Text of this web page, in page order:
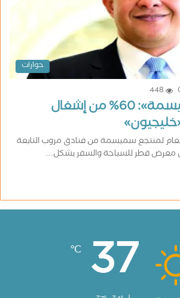
حوارات
448
مدير عام «سميسمة»: 60% من إشغال
لمنتجع سميسمة من فنادق مروب التابعة
إن معرض قطر للسياحة والسفر يشكل…
37
℃